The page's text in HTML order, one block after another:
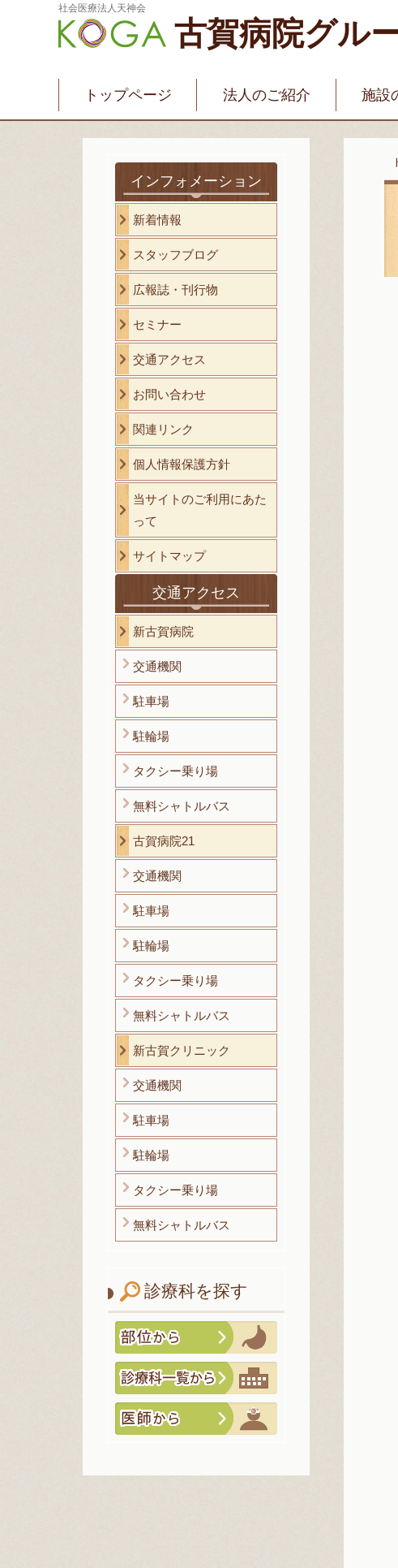
社会医療法人天神会
古賀病院グル
トップページ 法人のご紹介 施設
新古賀みなみ病院 新古賀クリニック 産科・婦
介護・福祉サービス
古賀国際看護学院
インフォメーション
新着情報
スタッフブログ
広報誌・刊行物
セミナー
交通アクセス
お問い合わせ
関連リンク
個人情報保護方針
当サイトのご利用にあた
って
サイトマップ
交通アクセス
新古賀病院
交通機関
駐車場
駐輪場
タクシー乗り場
無料シャトルバス
古賀病院21
交通機関
駐車場
駐輪場
タクシー乗り場
無料シャトルバス
新古賀クリニック
交通機関
駐車場
駐輪場
タクシー乗り場
無料シャトルバス
診療科を探す